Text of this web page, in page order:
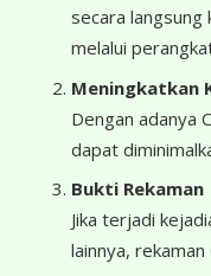
secara langsung
melalui
Meningkatkan
Dengan adanya
dapat
Bukti Rekaman
Jika terjadi
lainnya,